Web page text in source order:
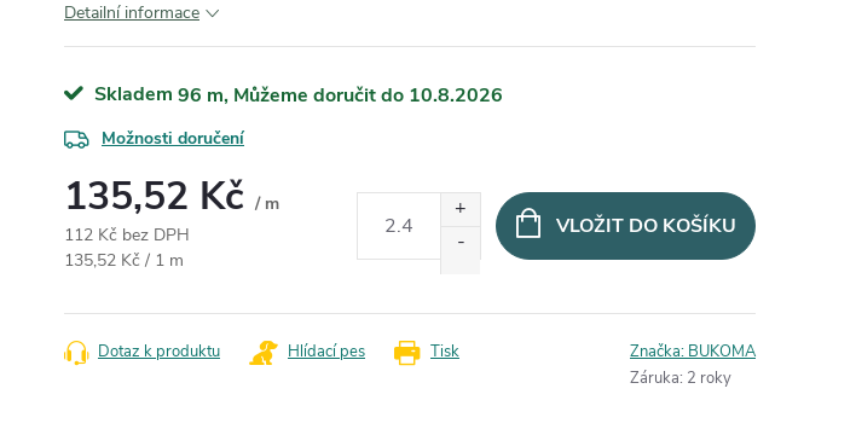
Detailní informace
Skladem 96 m 10.8.2026
Možnosti doručení
135,52 Kč / m
112 Kč bez DPH
Měrná cena:
135,52 Kč / 1 m
VLOŽIT DO KOŠÍKU
Tisk
Dotaz k produktu Hlídací pes Značka: BUKOMA
Záruka: 2 roky